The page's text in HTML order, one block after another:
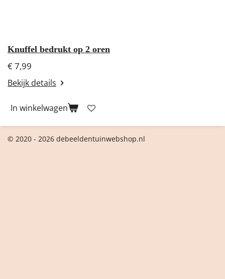
Knuffel bedrukt op 2 oren
€ 7,99
Bekijk details
In winkelwagen
© 2020 - 2026 debeeldentuinwebshop.nl